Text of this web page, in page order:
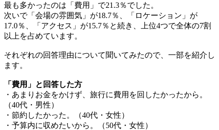
最も多かったのは「費用」で21.3％でした。
次いで「会場の雰囲気」が18.7％、「ロケーション」が
17.0％、「アクセス」が15.7％と続き、上位4つで全体の7割
以上を占めています。
それぞれの回答理由について聞いてみたので、一部を紹介し
ます。
「費用」と回答した方
・あまりお金をかけず、旅行に費用を回したかったから。
（40代・男性）
・節約したかった。（40代・女性）
・予算内に収めたいから。（50代・女性）